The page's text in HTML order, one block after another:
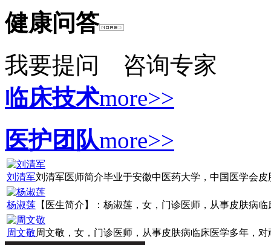
健康问答
我要提问
咨询专家
临床技术more>>
医护团队more>>
刘清军刘清军医师简介毕业于安徽中医药大学，中国医学会皮
杨淑莲 【医生简介】：杨淑莲，女，门诊医师，从事皮肤病
周文敬周文敬，女，门诊医师，从事皮肤病临床医学多年，对